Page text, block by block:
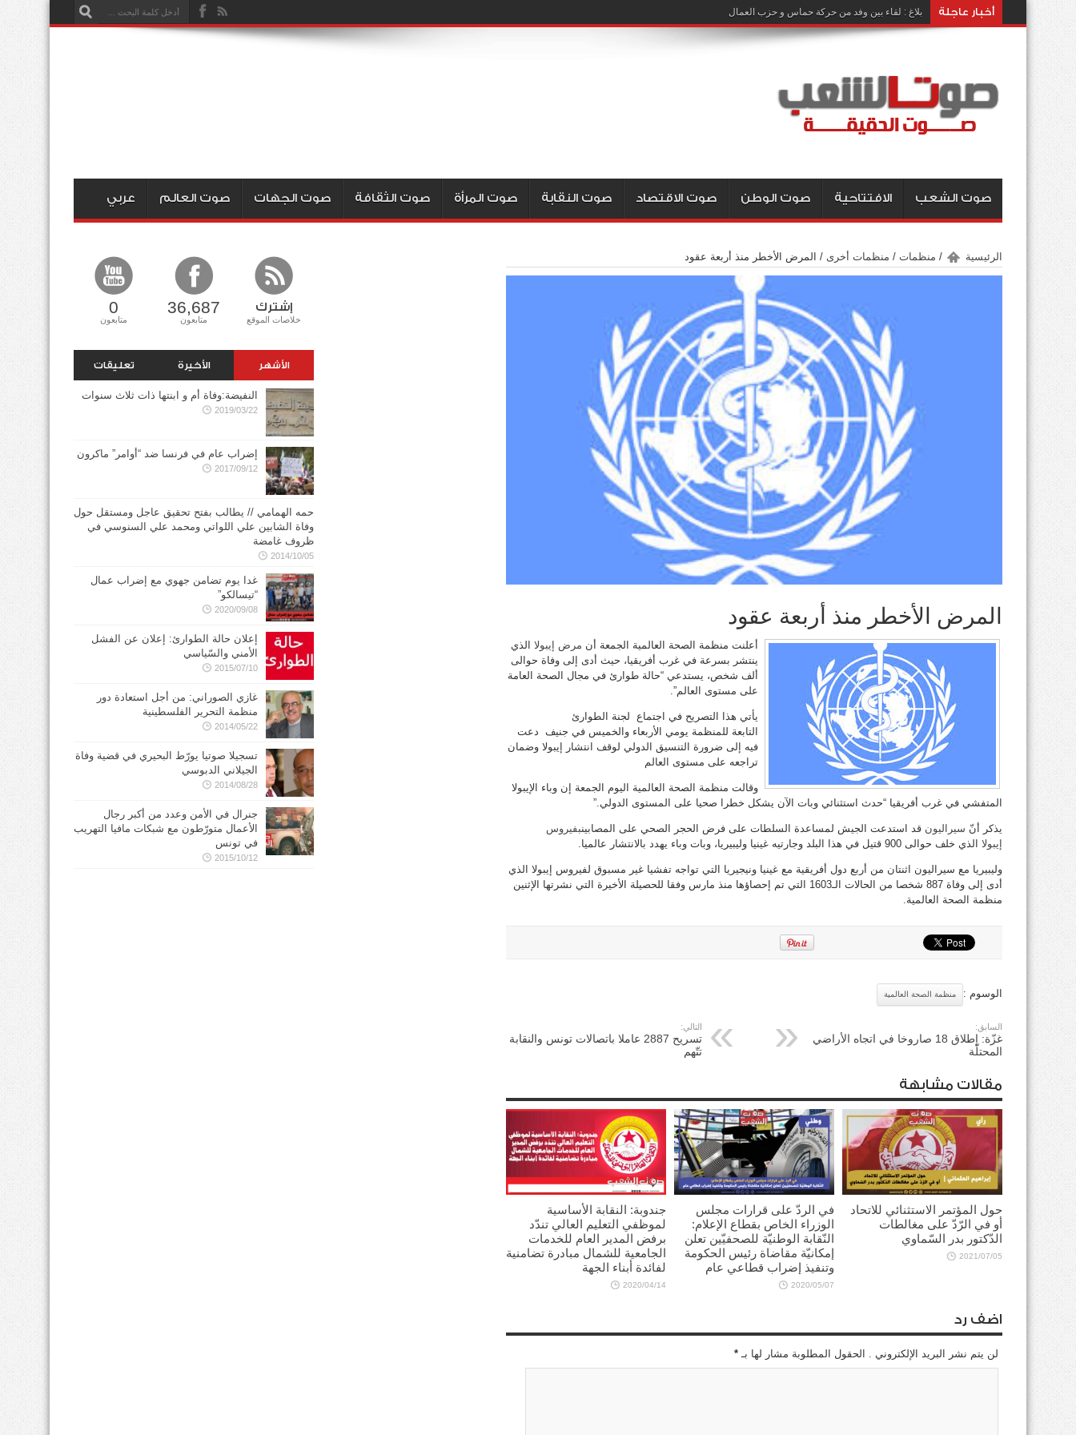
أخبار عاجلة بلاغ : لقاء بين وفد من حركة حماس و حزب العمال
صوت الشعب الافتتاحية صوت الوطن صوت الاقتصاد صوت النقابة صوت المرأة صوت الثقافة صوت الجهات صوت العالم عربي
الرئيسية / منظمات / منظمات أخرى / المرض الأخطر منذ أربعة عقود
المرض الأخطر منذ أربعة عقود
أعلنت منظمة الصحة العالمية الجمعة أن مرض إيبولا الذي
ينتشر بسرعة في غرب أفريقيا، حيث أدى إلى وفاة حوالى
ألف شخص، يستدعي “حالة طوارئ في مجال الصحة العامة
على مستوى العالم”.
يأتي هذا التصريح في اجتماع لجنة الطوارئ
التابعة للمنظمة يومي الأربعاء والخميس في جنيف دعت
فيه إلى ضرورة التنسيق الدولي لوقف انتشار إيبولا وضمان
تراجعه على مستوى العالم
وقالت منظمة الصحة العالمية اليوم الجمعة إن وباء الإيبولا
المتفشي في غرب أفريقيا “حدث استثنائي وبات الآن يشكل خطرا صحيا على المستوى الدولي.”
يذكر أنّ سيراليون قد استدعت الجيش لمساعدة السلطات على فرض الحجر الصحي على المصابينبفيروس
إيبولا الذي خلف حوالى 900 قتيل في هذا البلد وجارتيه غينيا وليبيريا، وبات وباء يهدد بالانتشار عالميا.
وليبيريا مع سيراليون اثنتان من أربع دول أفريقية مع غينيا ونيجيريا التي تواجه تفشيا غير مسبوق لفيروس إيبولا الذي
أدى إلى وفاة 887 شخصا من الحالات الـ1603 التي تم إحصاؤها منذ مارس وفقا للحصيلة الأخيرة التي نشرتها الإثنين
منظمة الصحة العالمية.
الوسوم : منظمة الصحة العالمية
السابق:
غزّة: إطلاق 18 صاروخا في اتجاه الأراضي
المحتلّة
التالي:
تسريح 2887 عاملا باتصالات تونس والنقابة
تتّهم
مقالات مشابهة
حول المؤتمر الاستثنائي للاتحاد
أو في الرّدّ على مغالطات
الدّكتور بدر السّماوي
2021/07/05
في الردّ على قرارات مجلس
الوزراء الخاص بقطاع الإعلام:
النّقابة الوطنيّة للصحفيّين تعلن
إمكانيّة مقاضاة رئيس الحكومة
وتنفيذ إضراب قطاعي عام
2020/05/07
جندوبة: النقابة الأساسية
لموظفي التعليم العالي تندّد
برفض المدير العام للخدمات
الجامعية للشمال مبادرة تضامنية
لفائدة أبناء الجهة
2020/04/14
اضف رد
لن يتم نشر البريد الإلكتروني . الحقول المطلوبة مشار لها بـ *
إشترك
خلاصات الموقع
36,687
متابعون
0
متابعون
الأشهر الأخيرة تعليقات
النفيضة:وفاة أم و ابنتها ذات ثلاث سنوات
2019/03/22
إضراب عام في فرنسا ضد “أوامر” ماكرون
2017/09/12
حمه الهمامي // يطالب بفتح تحقيق عاجل ومستقل حول
وفاة الشابين علي اللواتي ومحمد علي السنوسي في
ظروف غامضة
2014/10/05
غدا يوم تضامن جهوي مع إضراب عمال
“تيسالكو”
2020/09/08
إعلان حالة الطوارئ: إعلان عن الفشل
الأمني والسّياسي
2015/07/10
غازي الصوراني: من أجل استعادة دور
منظمة التحرير الفلسطينية
2014/05/22
تسجيلا صوتيا يورّط البحيري في قضية وفاة
الجيلاني الدبوسي
2014/08/28
جنرال في الأمن وعدد من أكبر رجال
الأعمال متورّطون مع شبكات مافيا التهريب
في تونس
2015/10/12